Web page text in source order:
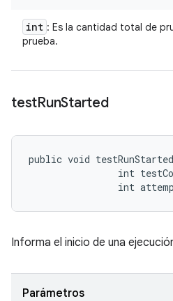
int : Es la cantidad total de
prueba.
testRunStarted
public void
int
int
Informa el inicio de una
Parámetros